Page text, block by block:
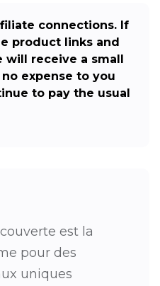
connections. If
product links and
will receive a small
expense to you
to pay the usual
est la
pour des
uniques